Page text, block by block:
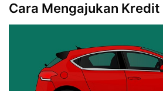
Cara Mengajukan